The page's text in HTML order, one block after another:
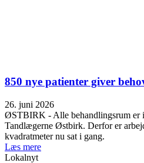
850 nye patienter giver
26. juni 2026
ØSTBIRK - Alle behandlingsrum er
Tandlægerne Østbirk. Derfor er
kvadratmeter nu sat i gang.
Læs mere
Lokalnyt